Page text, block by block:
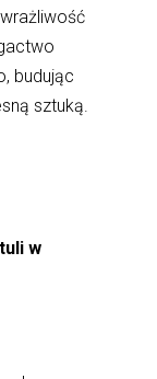
budując
sztuką.
w